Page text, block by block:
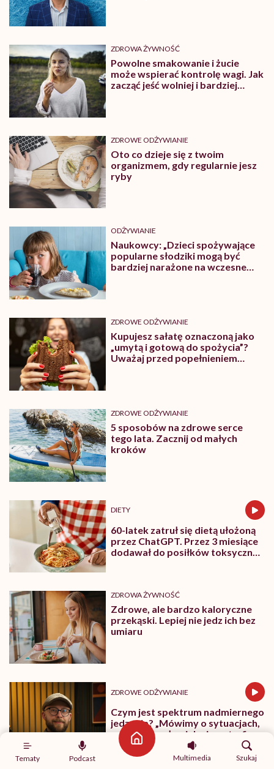
Tematy Podcast
Strona główna
Multimedia
Szukaj
ZDROWA ŻYWNOŚĆ
Powolne smakowanie i żucie
może wspierać kontrolę wagi. Jak
zacząć jeść wolniej i bardziej
ZDROWE ODŻYWIANIE
Oto co dzieje się z twoim
organizmem, gdy regularnie jesz
ryby
ODŻYWIANIE
Naukowcy: „Dzieci spożywające
popularne słodziki mogą być
bardziej narażone na wczesne
ZDROWE ODŻYWIANIE
Kupujesz sałatę oznaczoną jako
„umytą i gotową do spożycia”?
Uważaj przed popełnieniem
ZDROWE ODŻYWIANIE
5 sposobów na zdrowe serce
tego lata. Zacznij od małych
kroków
DIETY
60-latek zatruł się dietą ułożoną
przez ChatGPT. Przez 3 miesiące
dodawał do posiłków toksyczny
ZDROWA ŻYWNOŚĆ
Zdrowe, ale bardzo kaloryczne
przekąski. Lepiej nie jedz ich bez
umiaru
ZDROWE ODŻYWIANIE
Czym jest spektrum nadmiernego
jedzenia? „Mówimy o sytuacjach,
w których człowiek nie potrafi
powiedzieć ‘nie’”